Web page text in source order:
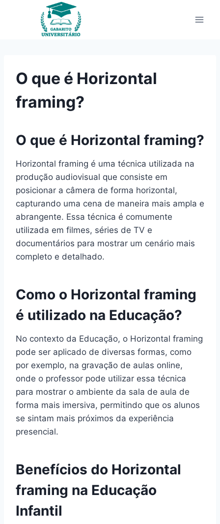
O que é Horizontal
framing?
O que é Horizontal framing?
Horizontal framing é uma técnica utilizada na
produção audiovisual que consiste em
posicionar a câmera de forma horizontal,
capturando uma cena de maneira mais ampla e
abrangente. Essa técnica é comumente
utilizada em filmes, séries de TV e
documentários para mostrar um cenário mais
completo e detalhado.
Como o Horizontal framing
é utilizado na Educação?
No contexto da Educação, o Horizontal framing
pode ser aplicado de diversas formas, como
por exemplo, na gravação de aulas online,
onde o professor pode utilizar essa técnica
para mostrar o ambiente da sala de aula de
forma mais imersiva, permitindo que os alunos
se sintam mais próximos da experiência
presencial.
Benefícios do Horizontal
framing na Educação
Infantil